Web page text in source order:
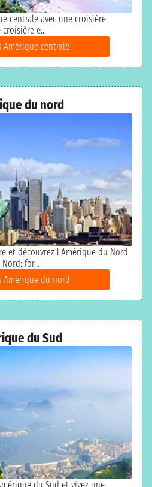
centrale avec une croisière
croisière e...
Amérique centrale
du nord
et découvrez l'Amérique du Nord
for...
Amérique du nord
du Sud